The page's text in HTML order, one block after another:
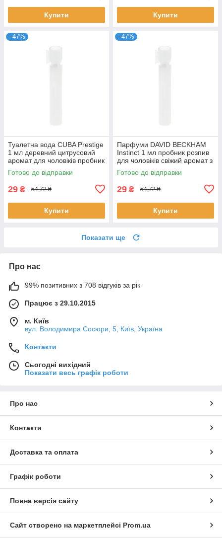
Купити Купити
–47%
Туалетна вода CUBA Prestige
1 мл деревний цитрусовий
аромат для чоловіків пробник
парфумів Куба оригінал
Готово до відправки
29 ₴ 54,72 ₴
Купити
–47%
Парфуми DAVID BECKHAM
Instinct 1 мл пробник розпив
для чоловіків свіжий аромат з
нотами бергамоту та
ветиверу
Готово до відправки
29 ₴ 54,72 ₴
Купити
Показати ще
Про нас
99% позитивних з 708 відгуків за рік
Працює з 29.10.2015
м. Київ
вул. Володимира Сосюри, 5, Київ, Україна
Контакти
Сьогодні вихідний
Показати весь графік роботи
Про нас
Контакти
Доставка та оплата
Графік роботи
Повна версія сайту
Сайт створено на маркетплейсі Prom.ua